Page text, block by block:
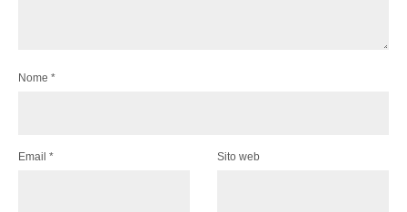
Nome *
Email * Sito web